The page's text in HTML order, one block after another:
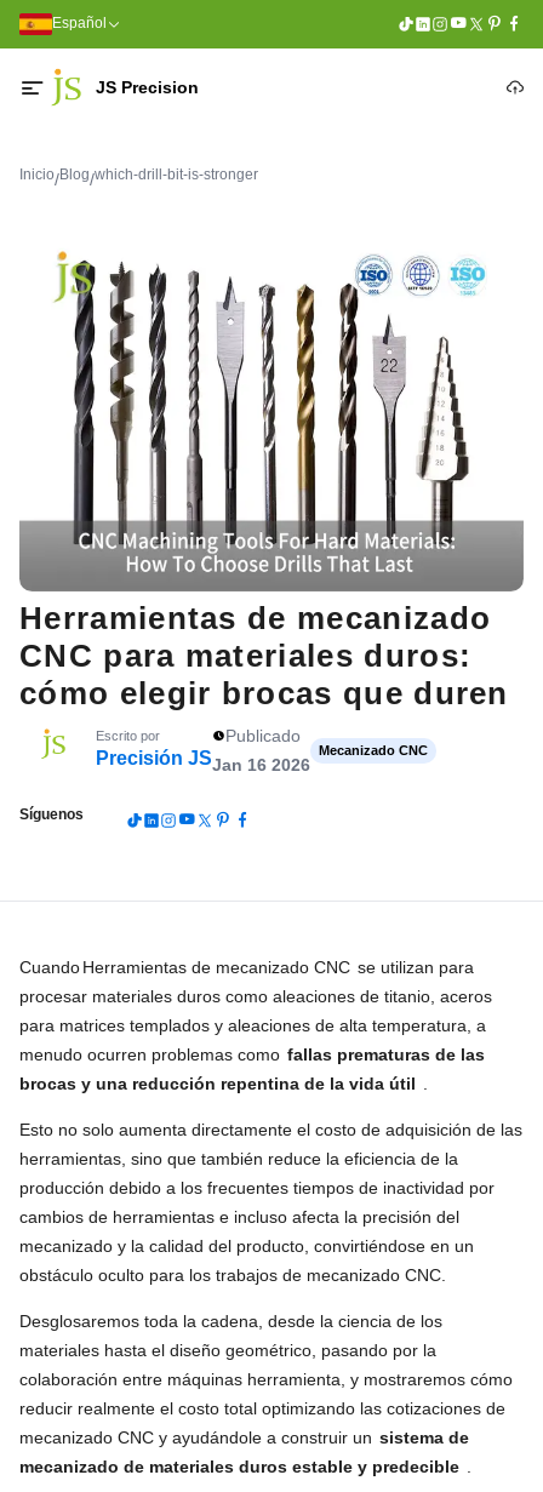
Español
JS Precision
Inicio/Blog/which-drill-bit-is-stronger
Herramientas de mecanizado
CNC para materiales duros:
cómo elegir brocas que duren
Escrito por
Precisión JS
Publicado
Jan 16 2026
Mecanizado CNC
Síguenos
CuandoHerramientas de mecanizado CNC se utilizan para
procesar materiales duros como aleaciones de titanio, aceros
para matrices templados y aleaciones de alta temperatura, a
menudo ocurren problemas como fallas prematuras de las
brocas y una reducción repentina de la vida útil
Esto no solo aumenta directamente el costo de adquisición de las
herramientas, sino que también reduce la eficiencia de la
producción debido a los frecuentes tiempos de inactividad por
cambios de herramientas e incluso afecta la precisión del
mecanizado y la calidad del producto, convirtiéndose en un
obstáculo oculto para los trabajos de mecanizado CNC.
Desglosaremos toda la cadena, desde la ciencia de los
materiales hasta el diseño geométrico, pasando por la
colaboración entre máquinas herramienta, y mostraremos cómo
reducir realmente el costo total optimizando las cotizaciones de
mecanizado CNC y ayudándole a construir un sistema de
mecanizado de materiales duros estable y predecible